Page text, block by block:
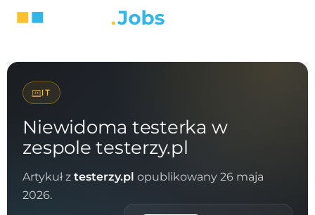
IT
Niewidoma testerka w
zespole testerzy.pl
Artykuł ztesterzy.pl opublikowany 26 maja
2026.